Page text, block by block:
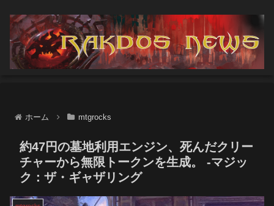
ホーム mtgrocks
約47円の墓地利用エンジン、死んだクリー
チャーから無限トークンを生成。 -マジッ
ク：ザ・ギャザリング